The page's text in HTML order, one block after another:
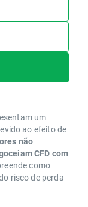
um
ao efeito de
não
CFD com
como
risco de perda